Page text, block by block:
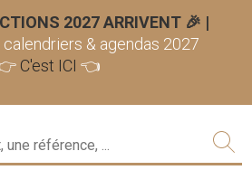
2027 ARRIVENT 🎉 |
& agendas 2027
C'est ICI 👈